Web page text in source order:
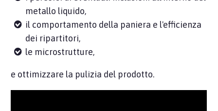
metallo liquido,
il comportamento della paniera e l'efficienza
dei ripartitori,
le microstrutture,
e ottimizzare la pulizia del prodotto.